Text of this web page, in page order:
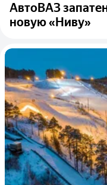
АвтоВАЗ
новую «Ниву»